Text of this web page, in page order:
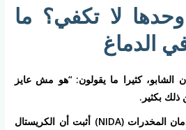
وحدها لا تكفي؟ ما
الدماغ
كثيرا ما يقولون: “هو مش عايز
ذلك بكثير.
المعهد الأمريكي الوطني لإدمان المخدرات (NIDA) أثبت أن الكريستال